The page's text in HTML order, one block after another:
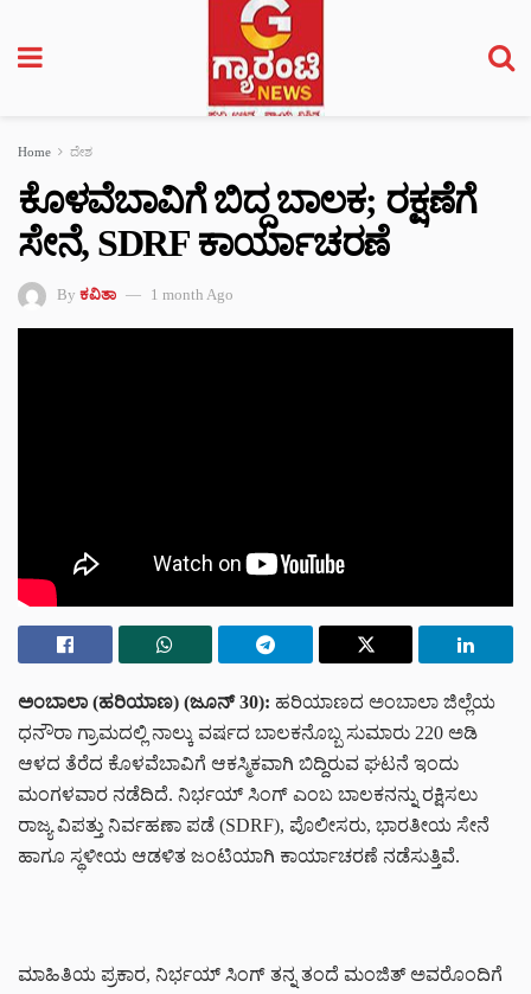
Home ದೇಶ
ಕೊಳವೆಬಾವಿಗೆ ಬಿದ್ದ ಬಾಲಕ; ರಕ್ಷಣೆಗೆ
ಸೇನೆ, SDRF ಕಾರ್ಯಾಚರಣೆ
By ಕವಿತಾ 1 month Ago
ಅಂಬಾಲಾ (ಹರಿಯಾಣ) (ಜೂನ್ 30): ಹರಿಯಾಣದ ಅಂಬಾಲಾ ಜಿಲ್ಲೆಯ
ಧನೌರಾ ಗ್ರಾಮದಲ್ಲಿ ನಾಲ್ಕು ವರ್ಷದ ಬಾಲಕನೊಬ್ಬ ಸುಮಾರು 220 ಅಡಿ
ಆಳದ ತೆರೆದ ಕೊಳವೆಬಾವಿಗೆ ಆಕಸ್ಮಿಕವಾಗಿ ಬಿದ್ದಿರುವ ಘಟನೆ ಇಂದು
ಮಂಗಳವಾರ ನಡೆದಿದೆ. ನಿರ್ಭಯ್ ಸಿಂಗ್ ಎಂಬ ಬಾಲಕನನ್ನು ರಕ್ಷಿಸಲು
ರಾಜ್ಯ ವಿಪತ್ತು ನಿರ್ವಹಣಾ ಪಡೆ (SDRF), ಪೊಲೀಸರು, ಭಾರತೀಯ ಸೇನೆ
ಹಾಗೂ ಸ್ಥಳೀಯ ಆಡಳಿತ ಜಂಟಿಯಾಗಿ ಕಾರ್ಯಾಚರಣೆ ನಡೆಸುತ್ತಿವೆ.
ಮಾಹಿತಿಯ ಪ್ರಕಾರ, ನಿರ್ಭಯ್ ಸಿಂಗ್ ತನ್ನ ತಂದೆ ಮಂಜಿತ್ ಅವರೊಂದಿಗೆ